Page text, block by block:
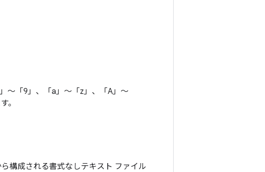
～「9」、「a」～「z」、「A」～
。
構成される書式なしテキスト ファイル